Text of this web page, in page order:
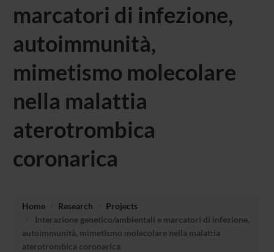
marcatori di infezione,
autoimmunità,
mimetismo molecolare
nella malattia
aterotrombica
coronarica
Home Research
Projects
Interazione genetico/ambientali e marcatori di infezione,
autoimmunità, mimetismo molecolare nella malattia
aterotrombica coronarica